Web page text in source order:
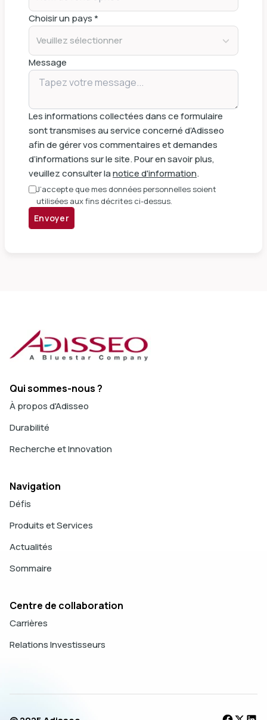
Choisir un pays *
Veuillez sélectionner
Message
Les informations collectées dans ce formulaire
sont transmises au service concerné d’Adisseo
afin de gérer vos commentaires et demandes
d’informations sur le site. Pour en savoir plus,
veuillez consulter lanotice d'information.
J’accepte que mes données personnelles soient
utilisées aux fins décrites ci-dessus.
Envoyer
Qui sommes-nous ?
À propos d'Adisseo
Durabilité
Recherche et Innovation
Navigation
Défis
Produits et Services
Actualités
Sommaire
Centre de collaboration
Carrières
Relations Investisseurs